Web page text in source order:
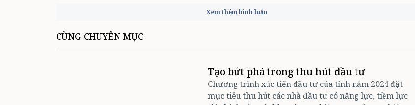
Xem thêm bình luận
CÙNG CHUYÊN MỤC
Tạo bứt phá trong thu hút đầu tư
Chương trình xúc tiến đầu tư của tỉnh năm 2024 đặt
mục tiêu thu hút các nhà đầu tư có năng lực, tiềm lực